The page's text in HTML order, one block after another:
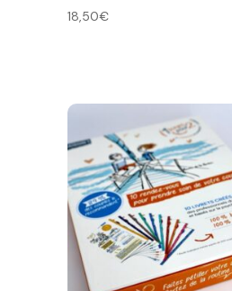
18,50€